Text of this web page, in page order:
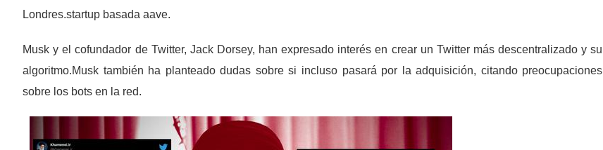
Londres.startup basada aave.
Musk y el cofundador de Twitter, Jack Dorsey, han expresado interés en crear un Twitter más descentralizado y su
algoritmo.Musk también ha planteado dudas sobre si incluso pasará por la adquisición, citando preocupaciones
sobre los bots en la red.